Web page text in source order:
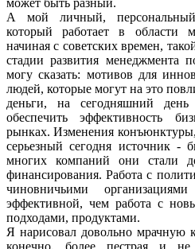
А мой личный, персональный
который работает в области
начиная с советских времен,
стадии развития менеджмента
могу сказать: мотивов для
людей, которые могут на это
деньги, на сегодняшний
обеспечить эффективность
рынках. Изменения
серьезный сегодня источник -
многих компаний они стали
финансирования. Работа с
чиновничьими
эффективной, чем работа с
подходами, продуктами.
Я нарисовал довольно мрачную
конечно, более пестрая и не